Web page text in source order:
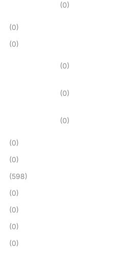
(0)
(0)
(0)
(0)
(0)
(0)
(0)
(0)
(598)
(0)
(0)
(0)
(0)